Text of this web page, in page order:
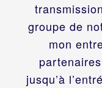
groupe de
mon
jusqu’à